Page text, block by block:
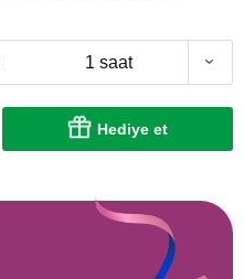
1 saat
Hediye et